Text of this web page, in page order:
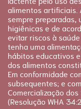
alimentos artificiais.
sempre
higiênicas e de
evitar riscos à
tenha uma
hábitos educativos
dos alimentos
Em conformidade
subsequentes; e
Comercialização
(Resolução WHA